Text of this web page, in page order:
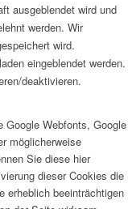
ausgeblendet wird und
werden. Wir
wird.
eingeblendet werden.
deaktivieren.
Google Webfonts, Google
möglicherweise
Sie diese hier
dieser Cookies die
erheblich beeinträchtigen